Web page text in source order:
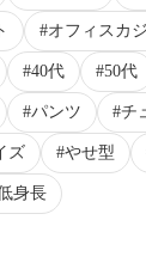
オフィスカ
40代 50代
パンツ チ
ズ やせ型
身長